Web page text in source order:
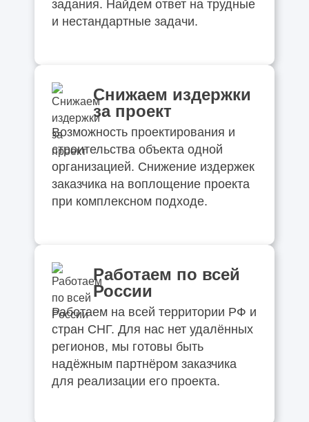
задания. Найдем ответ на трудные
и нестандартные задачи.
Снижаем издержки
за проект
Возможность проектирования и
строительства объекта одной
организацией. Снижение издержек
заказчика на воплощение проекта
при комплексном подходе.
Работаем по всей
России
Работаем на всей территории РФ и
стран СНГ. Для нас нет удалённых
регионов, мы готовы быть
надёжным партнёром заказчика
для реализации его проекта.